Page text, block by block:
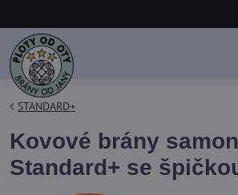
STANDARD+
Kovové brány
Standard+ se